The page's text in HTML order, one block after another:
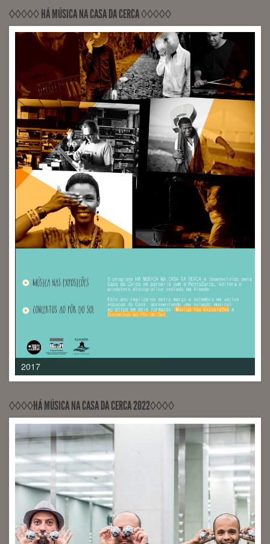
◊◊◊◊◊ HÁ MÚSICA NA CASA DA CERCA ◊◊◊◊◊
2018
◊◊◊◊HÁ MÚSICA NA CASA DA CERCA 2022◊◊◊◊